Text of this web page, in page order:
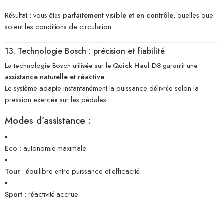
Résultat : vous êtes parfaitement visible et en contrôle, quelles que
soient les conditions de circulation.
13. Technologie Bosch : précision et fiabilité
La technologie Bosch utilisée sur le Quick Haul D8garantit une
assistance naturelle et réactive.
Le système adapte instantanément la puissance délivrée selon la
pression exercée sur les pédales.
Modes d’assistance :
Eco : autonomie maximale.
Tour: équilibre entre puissance et efficacité.
Sport : réactivité accrue.